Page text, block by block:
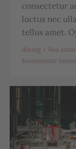
consectetur
luctus nec
tellus amet.
dining Von
Kommentar